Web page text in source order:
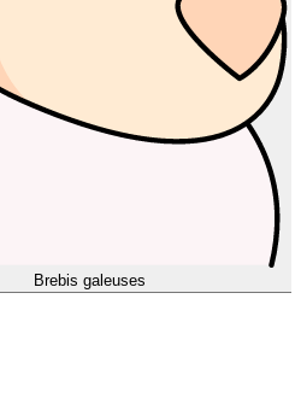
Brebis galeuses